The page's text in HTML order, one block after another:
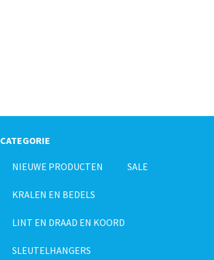
CATEGORIE
NIEUWE PRODUCTEN SALE
KRALEN EN BEDELS
LINT EN DRAAD EN KOORD
SLEUTELHANGERS